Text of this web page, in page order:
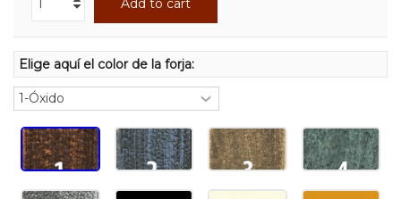
Add to cart
Elige aquí el color de la forja: